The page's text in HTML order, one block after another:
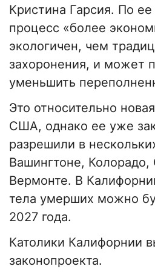
Кристина Гарсия. По ее
процесс «более
экологичен, чем
захоронения, и может
уменьшить
Это относительно
США, однако ее уже
разрешили в
Вашингтоне, Колорадо,
Вермонте. В
тела умерших можно
2027 года.
Католики Калифорнии
законопроекта.